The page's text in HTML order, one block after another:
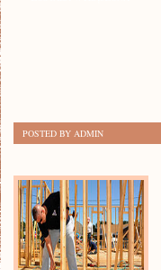
POSTED BY ADMIN